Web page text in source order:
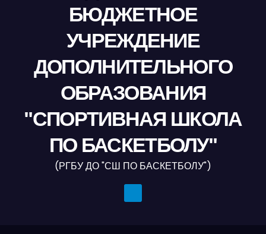
БЮДЖЕТНОЕ
УЧРЕЖДЕНИЕ
ДОПОЛНИТЕЛЬНОГО
ОБРАЗОВАНИЯ
"СПОРТИВНАЯ ШКОЛА
ПО БАСКЕТБОЛУ"
(РГБУ ДО "СШ ПО БАСКЕТБОЛУ")